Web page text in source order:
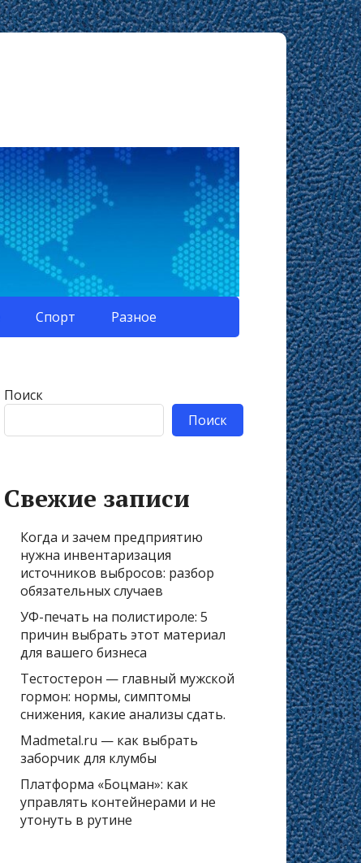
Спорт Разное
Поиск
Поиск
Свежие записи
Когда и зачем предприятию
нужна инвентаризация
источников выбросов: разбор
обязательных случаев
УФ-печать на полистироле: 5
причин выбрать этот материал
для вашего бизнеса
Тестостерон — главный мужской
гормон: нормы, симптомы
снижения, какие анализы сдать.
Madmetal.ru — как выбрать
заборчик для клумбы
Платформа «Боцман»: как
управлять контейнерами и не
утонуть в рутине